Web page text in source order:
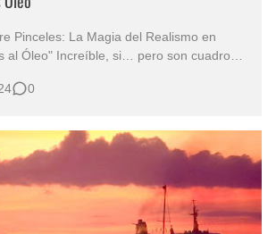
Pinceles: La Magia del Realismo en
pero son cuadros
paisajes marinos con hermosos barcos
0